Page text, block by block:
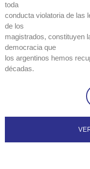
toda
conducta violatoria de las
de los
magistrados, constituyen
democracia que
los argentinos hemos
décadas.‎